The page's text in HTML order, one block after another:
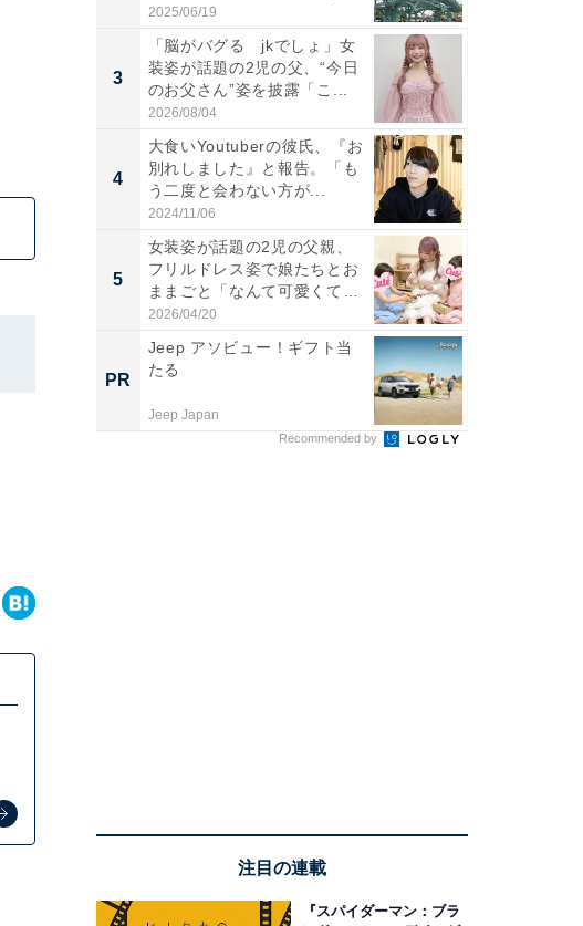
ち...
2025/06/19
3
「脳がバグる jkでしょ」女
装姿が話題の2児の父、“今日
のお父さん”姿を披露「こ...
2026/08/04
4
大食いYoutuberの彼氏、『お
別れしました』と報告。「も
う二度と会わない方が...
2024/11/06
5
女装姿が話題の2児の父親、
フリルドレス姿で娘たちとお
ままごと「なんて可愛くて平
和...
2026/04/20
PR
Jeep アソビュー！ギフト当
たる
Jeep Japan
Recommended by
注目の連載
『スパイダーマン：ブラ